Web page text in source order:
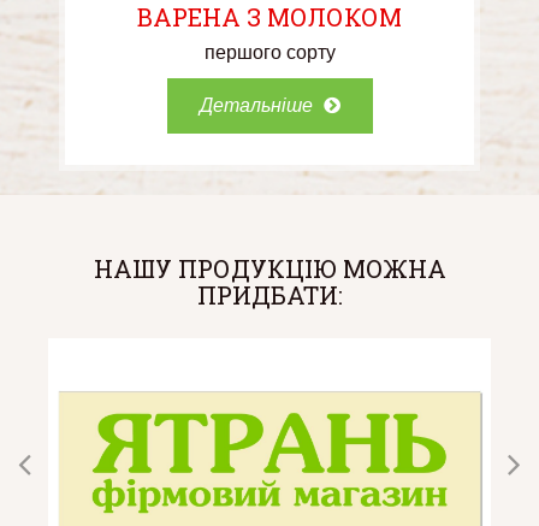
ВАРЕНА З МОЛОКОМ
першого сорту
Детальніше
НАШУ ПРОДУКЦІЮ МОЖНА
ПРИДБАТИ: